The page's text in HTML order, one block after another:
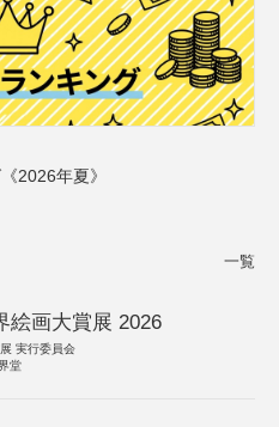
2026年夏》
一覧
絵画大賞展 2026
実行委員会
堂